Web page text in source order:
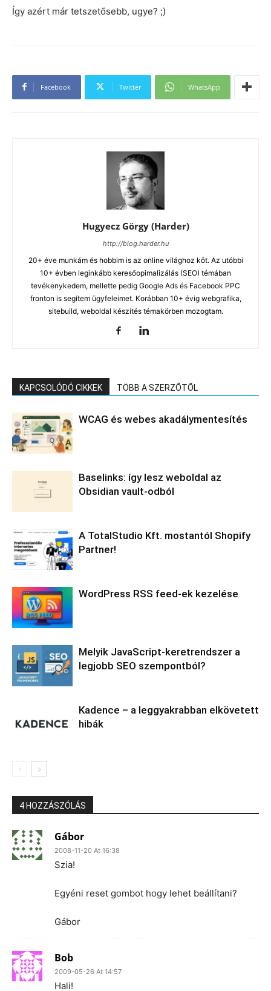
Így azért már tetszetősebb, ugye? ;)
Facebook Twitter WhatsApp
Hugyecz Görgy (Harder)
http://blog.harder.hu
20+ éve munkám és hobbim is az online világhoz köt. Az utóbbi
10+ évben leginkább keresőopimalizálás (SEO) témában
tevékenykedem, mellette pedig Google Ads és Facebook PPC
fronton is segítem ügyfeleimet. Korábban 10+ évig webgrafika,
sitebuild, weboldal készítés témakörben mozogtam.
KAPCSOLÓDÓ CIKKEK TÖBB A SZERZŐTŐL
WCAG és webes akadálymentesítés
Baselinks: így lesz weboldal az
Obsidian vault-odból
A TotalStudio Kft. mostantól Shopify
Partner!
WordPress RSS feed-ek kezelése
Melyik JavaScript-keretrendszer a
legjobb SEO szempontból?
Kadence – a leggyakrabban elkövetett
hibák
4 HOZZÁSZÓLÁS
Gábor
2008-11-20 At 16:38
Szia!
Egyéni reset gombot hogy lehet beállítani?
Gábor
Bob
2009-05-26 At 14:57
Hali!